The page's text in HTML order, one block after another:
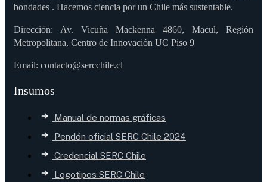
bondades . Hacemos ciencia por un Chile más sustentable.
Dirección: Av. Vicuña Mackenna 4860, Macul, Región
Metropolitana, Centro de Innovación UC Piso 9
Email: contacto@sercchile.cl
Insumos
Manual de normas gráficas
Pendón oficial SERC Chile 2024
Credencial SERC Chile
Logotipos SERC Chile